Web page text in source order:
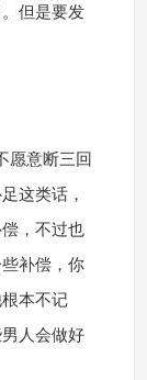
但是要发
意断三回
这类话，
，不过也
补偿，你
本不记
人会做好